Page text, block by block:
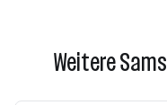
Weitere